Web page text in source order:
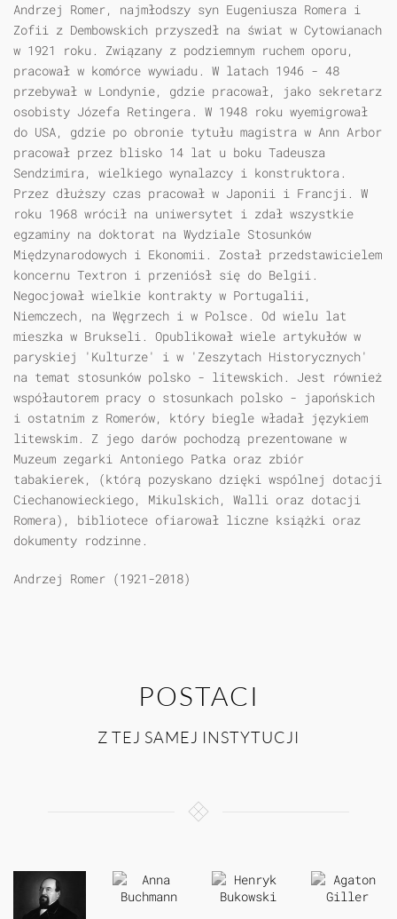
Andrzej Romer, najmłodszy syn Eugeniusza Romera i
Zofii z Dembowskich przyszedł na świat w Cytowianach
w 1921 roku. Związany z podziemnym ruchem oporu,
pracował w komórce wywiadu. W latach 1946 - 48
przebywał w Londynie, gdzie pracował, jako sekretarz
osobisty Józefa Retingera. W 1948 roku wyemigrował
do USA, gdzie po obronie tytułu magistra w Ann Arbor
pracował przez blisko 14 lat u boku Tadeusza
Sendzimira, wielkiego wynalazcy i konstruktora.
Przez dłuższy czas pracował w Japonii i Francji. W
roku 1968 wrócił na uniwersytet i zdał wszystkie
egzaminy na doktorat na Wydziale Stosunków
Międzynarodowych i Ekonomii. Został przedstawicielem
koncernu Textron i przeniósł się do Belgii.
Negocjował wielkie kontrakty w Portugalii,
Niemczech, na Węgrzech i w Polsce. Od wielu lat
mieszka w Brukseli. Opublikował wiele artykułów w
paryskiej 'Kulturze' i w 'Zeszytach Historycznych'
na temat stosunków polsko - litewskich. Jest również
współautorem pracy o stosunkach polsko - japońskich
i ostatnim z Romerów, który biegle władał językiem
litewskim. Z jego darów pochodzą prezentowane w
Muzeum zegarki Antoniego Patka oraz zbiór
tabakierek, (którą pozyskano dzięki wspólnej dotacji
Ciechanowieckiego, Mikulskich, Walli oraz dotacji
Romera), bibliotece ofiarował liczne książki oraz
dokumenty rodzinne.
Andrzej Romer (1921-2018)
POSTACI
Z TEJ SAMEJ INSTYTUCJI